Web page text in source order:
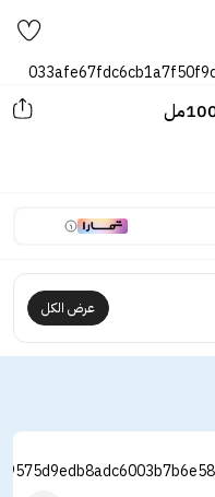
عرض الكل